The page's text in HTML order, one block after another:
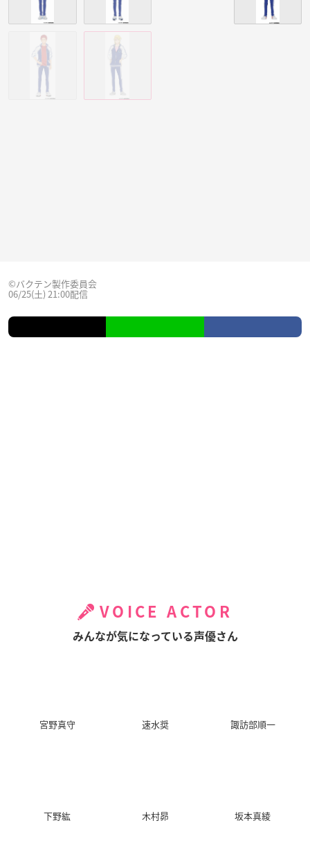
©バクテン製作委員会
06/25(土) 21:00配信
VOICE ACTOR
みんなが気になっている声優さん
宮野真守 速水奨 諏訪部順一
下野紘 木村昴 坂本真綾